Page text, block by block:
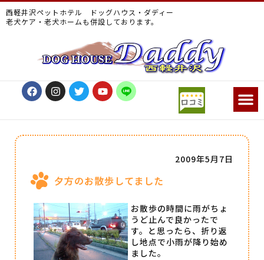
西軽井沢ペットホテル ドッグハウス・ダディー
老犬ケア・老犬ホームも併設しております。
夕方のお散歩してました
2009年5月7日
お散歩の時間に雨がちょ
うど止んで良かったで
す。と思ったら、折り返
し地点で小雨が降り始め
ました。